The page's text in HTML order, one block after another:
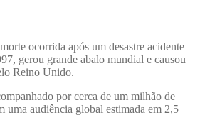
ocorrida após um desastre acidente
gerou grande abalo mundial e causou
Reino Unido.
por cerca de um milhão de
uma audiência global estimada em 2,5